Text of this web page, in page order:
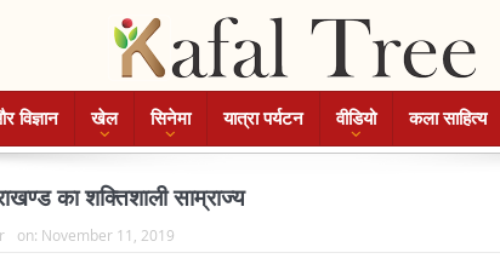
विज्ञान खेल सिनेमा यात्रा पर्यटन वीडियो कला साहित्य
का शक्तिशाली साम्राज्य
on: November 11, 2019